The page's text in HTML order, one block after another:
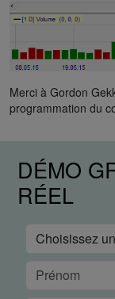
Merci à Gordon
programmation du
DÉMO
RÉEL